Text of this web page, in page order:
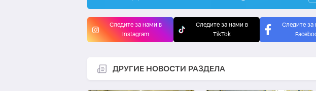
Следите за нами в
Instagram
Следите за нами в
TikTok
Следите за
ДРУГИЕ НОВОСТИ РАЗДЕЛА